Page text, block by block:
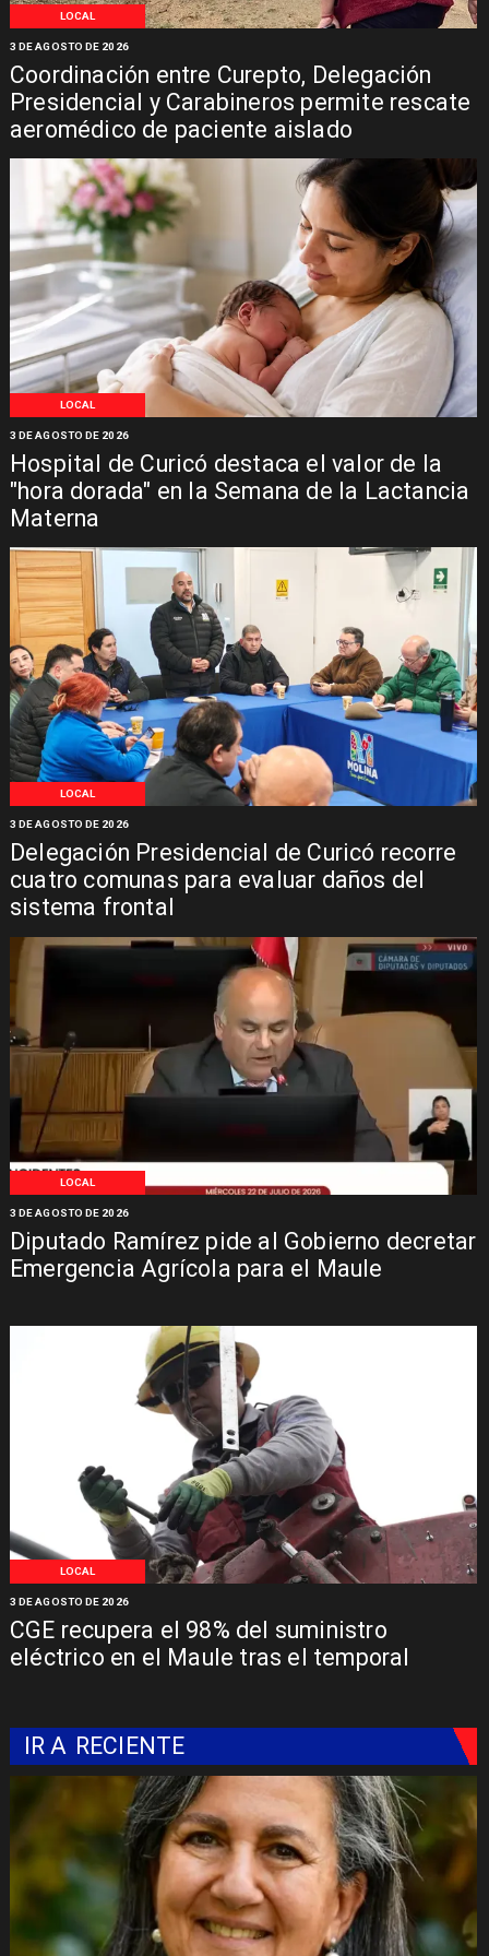
LOCAL
Coordinación entre Curepto, Delegación
Presidencial y Carabineros permite rescate
aeromédico de paciente aislado
3 DE AGOSTO DE 2026
LOCAL
Hospital de Curicó destaca el valor de la
"hora dorada" en la Semana de la Lactancia
Materna
3 DE AGOSTO DE 2026
LOCAL
Delegación Presidencial de Curicó recorre
cuatro comunas para evaluar daños del
sistema frontal
3 DE AGOSTO DE 2026
LOCAL
Diputado Ramírez pide al Gobierno decretar
Emergencia Agrícola para el Maule
3 DE AGOSTO DE 2026
LOCAL
CGE recupera el 98% del suministro
eléctrico en el Maule tras el temporal
3 DE AGOSTO DE 2026
IR A RECIENTE